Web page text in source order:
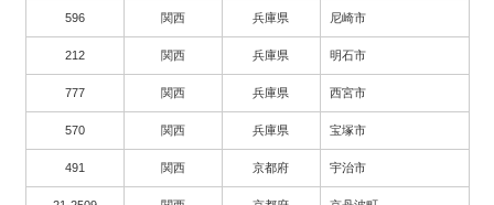
596 関西 兵庫県 尼崎市
212 関西 兵庫県 明石市
777 関西 兵庫県 西宮市
570 関西 兵庫県 宝塚市
491 関西 京都府 宇治市